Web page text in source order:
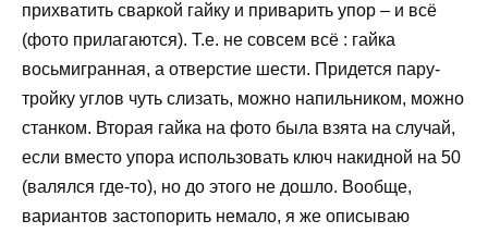
прихватить сваркой гайку и приварить упор – и всё
(фото прилагаются). Т.е. не совсем всё : гайка
восьмигранная, а отверстие шести. Придется пару-
тройку углов чуть слизать, можно напильником, можно
станком. Вторая гайка на фото была взята на случай,
если вместо упора использовать ключ накидной на 50
(валялся где-то), но до этого не дошло. Вообще,
вариантов застопорить немало, я же описываю